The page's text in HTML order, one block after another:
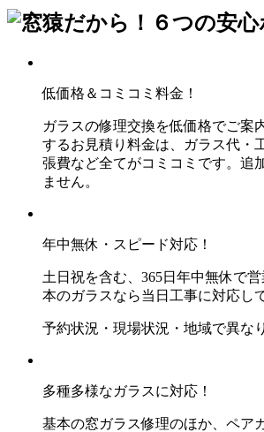
低価格＆コミコミ料金！
ガラスの修理交換を低価格でご案
するお見積り料金は、ガラス代・
張費など全てがコミコミです。追
ません。
年中無休・スピード対応！
土日祝を含む、365日年中無休で
本のガラスなら当日工事に対応し
予約状況・現場状況・地域で異な
多種多様なガラスに対応！
基本の窓ガラス修理のほか、ペア